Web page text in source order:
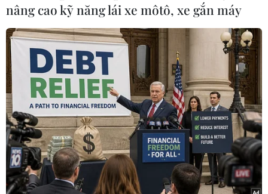
Đức lùi cuộc bỏ phiếu về
ngân sách để "xem xét cẩn
thận" kế hoạch chi tiêu
Tại Đức, một phán quyết mới đây
của tòa án đã gây rối loạn cho kế
hoạch công bố ngân sách năm
2024 của Chính phủ liên minh,
thậm chí có thể tiếp tục tác động
đến kế hoạch tài chính cho đến
năm 2027.
nâng cao kỹ năng lái xe môtô, xe gắn máy